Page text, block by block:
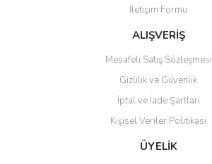
Ürün fiyatı diğer sitelerden daha pahalı.
Bu ürüne benzer farklı alternatifler olmalı.
Gönder
İletişim Formu
ALIŞVERİŞ
Mesafeli Satış Sözleşmesi
Gizlilik ve Güvenlik
İptal ve İade Şartları
Kişisel Veriler Politikası
ÜYELİK